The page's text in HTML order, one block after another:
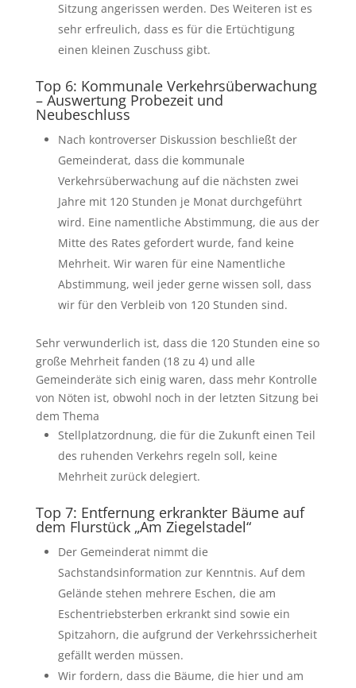
Sitzung angerissen werden. Des Weiteren ist es
sehr erfreulich, dass es für die Ertüchtigung
einen kleinen Zuschuss gibt.
Top 6: Kommunale Verkehrsüberwachung
– Auswertung Probezeit und
Neubeschluss
Nach kontroverser Diskussion beschließt der
Gemeinderat, dass die kommunale
Verkehrsüberwachung auf die nächsten zwei
Jahre mit 120 Stunden je Monat durchgeführt
wird. Eine namentliche Abstimmung, die aus der
Mitte des Rates gefordert wurde, fand keine
Mehrheit. Wir waren für eine Namentliche
Abstimmung, weil jeder gerne wissen soll, dass
wir für den Verbleib von 120 Stunden sind.
Sehr verwunderlich ist, dass die 120 Stunden eine so
große Mehrheit fanden (18 zu 4) und alle
Gemeinderäte sich einig waren, dass mehr Kontrolle
von Nöten ist, obwohl noch in der letzten Sitzung bei
dem Thema
Stellplatzordnung, die für die Zukunft einen Teil
des ruhenden Verkehrs regeln soll, keine
Mehrheit zurück delegiert.
Top 7: Entfernung erkrankter Bäume auf
dem Flurstück „Am Ziegelstadel“
Der Gemeinderat nimmt die
Sachstandsinformation zur Kenntnis. Auf dem
Gelände stehen mehrere Eschen, die am
Eschentriebsterben erkrankt sind sowie ein
Spitzahorn, die aufgrund der Verkehrssicherheit
gefällt werden müssen.
Wir fordern, dass die Bäume, die hier und am